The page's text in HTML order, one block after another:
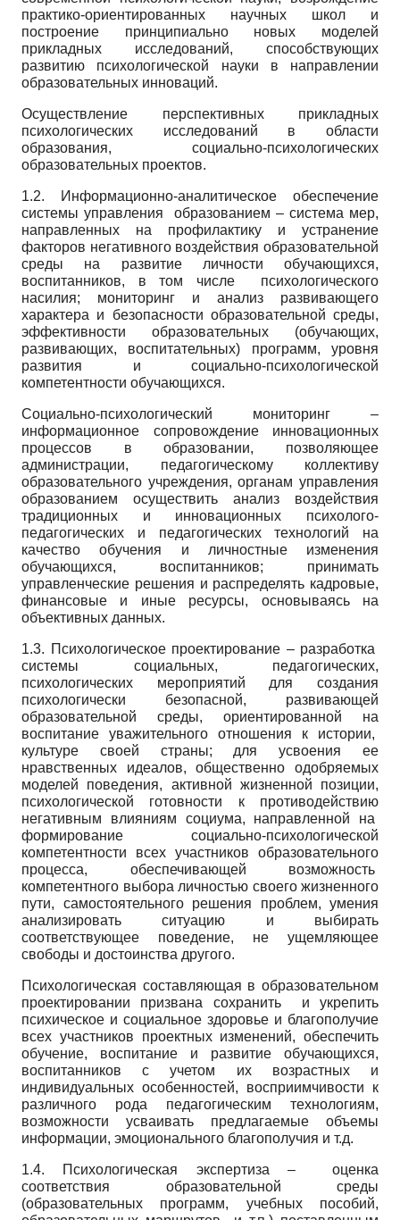
практико-ориентированных научных школ и
построение принципиально новых моделей
прикладных исследований, способствующих
развитию психологической науки в направлении
образовательных инноваций.
Осуществление перспективных прикладных
психологических исследований в области
образования, социально-психологических
образовательных проектов.
1.2. Информационно-аналитическое обеспечение
системы управления образованием – система мер,
направленных на профилактику и устранение
факторов негативного воздействия образовательной
среды на развитие личности обучающихся,
воспитанников, в том числе психологического
насилия; мониторинг и анализ развивающего
характера и безопасности образовательной среды,
эффективности образовательных (обучающих,
развивающих, воспитательных) программ, уровня
развития и социально-психологической
компетентности обучающихся.
Социально-психологический мониторинг –
информационное сопровождение инновационных
процессов в образовании, позволяющее
администрации, педагогическому коллективу
образовательного учреждения, органам управления
образованием осуществить анализ воздействия
традиционных и инновационных психолого-
педагогических и педагогических технологий на
качество обучения и личностные изменения
обучающихся, воспитанников; принимать
управленческие решения и распределять кадровые,
финансовые и иные ресурсы, основываясь на
объективных данных.
1.3. Психологическое проектирование – разработка
системы социальных, педагогических,
психологических мероприятий для создания
психологически безопасной, развивающей
образовательной среды, ориентированной на
воспитание уважительного отношения к истории,
культуре своей страны; для усвоения ее
нравственных идеалов, общественно одобряемых
моделей поведения, активной жизненной позиции,
психологической готовности к противодействию
негативным влияниям социума, направленной на
формирование социально-психологической
компетентности всех участников образовательного
процесса, обеспечивающей возможность
компетентного выбора личностью своего жизненного
пути, самостоятельного решения проблем, умения
анализировать ситуацию и выбирать
соответствующее поведение, не ущемляющее
свободы и достоинства другого.
Психологическая составляющая в образовательном
проектировании призвана сохранить и укрепить
психическое и социальное здоровье и благополучие
всех участников проектных изменений, обеспечить
обучение, воспитание и развитие обучающихся,
воспитанников с учетом их возрастных и
индивидуальных особенностей, восприимчивости к
различного рода педагогическим технологиям,
возможности усваивать предлагаемые объемы
информации, эмоционального благополучия и т.д.
1.4. Психологическая экспертиза – оценка
соответствия образовательной среды
(образовательных программ, учебных пособий,